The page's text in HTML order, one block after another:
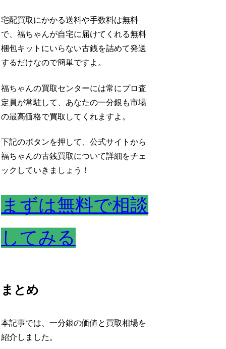
宅配買取にかかる送料や手数料は無料
で、福ちゃんが自宅に届けてくれる無料
梱包キットにいらない古銭を詰めて発送
するだけなので簡単ですよ。
福ちゃんの買取センターには常にプロ査
定員が常駐して、あなたの一分銀も市場
の最高価格で買取してくれますよ。
下記のボタンを押して、公式サイトから
福ちゃんの古銭買取について詳細をチェ
ックしていきましょう！
まずは無料で相談
してみる
まとめ
本記事では、一分銀の価値と買取相場を
紹介しました。